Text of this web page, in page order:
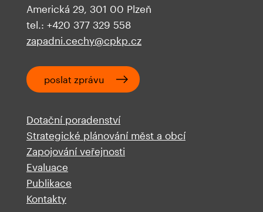
Americká 29, 301 00 Plzeň
tel.: +420 377 329 558
zapadni.cechy@cpkp.cz
poslat zprávu
Dotační poradenství
Strategické plánování měst a obcí
Zapojování veřejnosti
Evaluace
Publikace
Kontakty